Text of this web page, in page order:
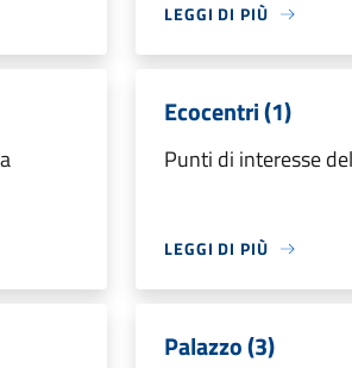
LEGGI DI PIÙ
Ecocentri (1)
Punti di interesse
LEGGI DI PIÙ
Palazzo (3)